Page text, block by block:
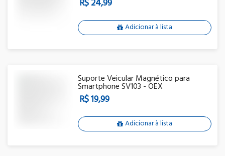
R$ 24,99
Adicionar à lista
Suporte Veicular Magnético para
Smartphone SV103 - OEX
R$ 19,99
Adicionar à lista